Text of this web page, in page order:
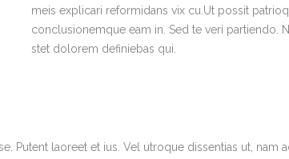
meis explicari reformidans vix cu.Ut possit
conclusionemque eam in. Sed te veri partiendo.
stet dolorem definiebas qui.
Putent laoreet et ius. Vel utroque dissentias ut, nam